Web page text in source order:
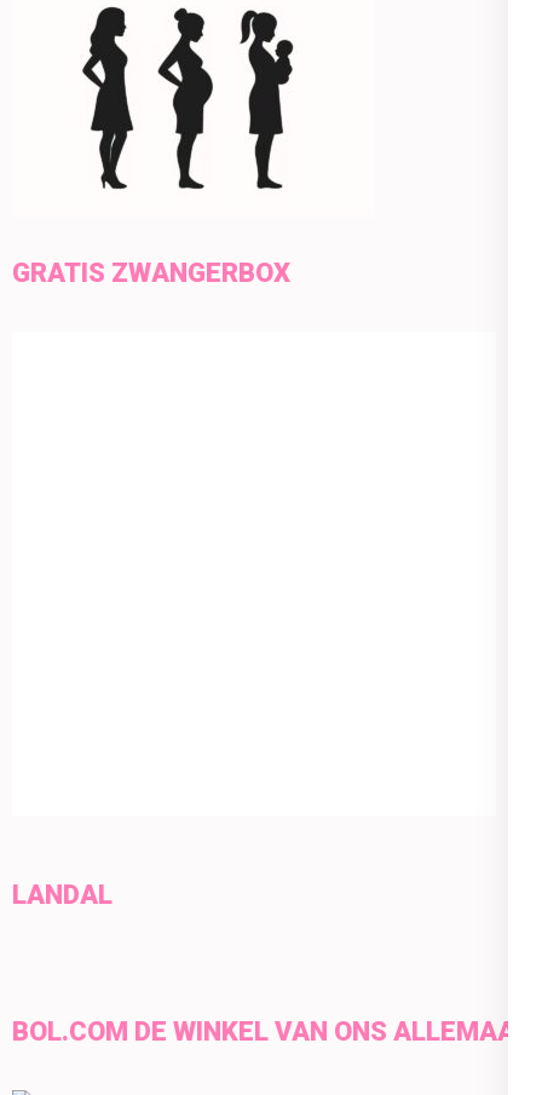
GRATIS ZWANGERBOX
LANDAL
BOL.COM DE WINKEL VAN ONS ALLEMAAL